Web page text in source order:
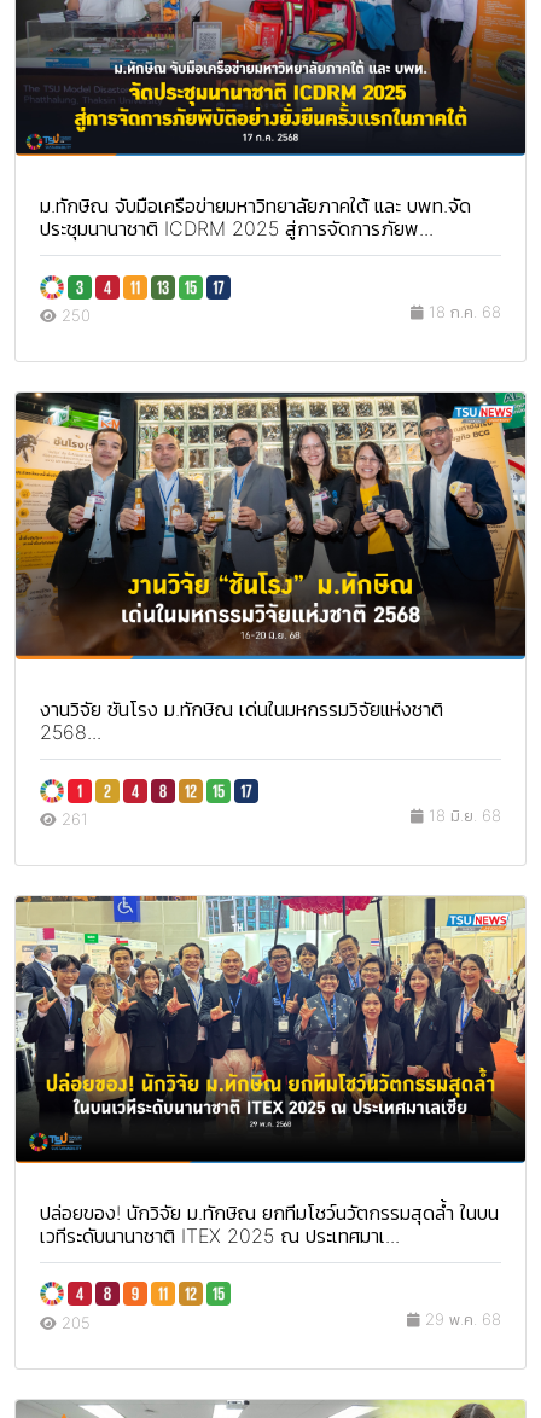
ม.ทักษิณ จับมือเครือข่ายมหาวิทยาลัยภาคใต้ และ บพท.จัด
ประชุมนานาชาติ ICDRM 2025 สู่การจัดการภัยพ...
250 18 ก.ค. 68
งานวิจัย ชันโรง ม.ทักษิณ เด่นในมหกรรมวิจัยแห่งชาติ
2568...
261 18 มิ.ย. 68
ปล่อยของ! นักวิจัย ม.ทักษิณ ยกทีมโชว์นวัตกรรมสุดล้ำ ในบน
เวทีระดับนานาชาติ ITEX 2025 ณ ประเทศมาเ...
205 29 พ.ค. 68